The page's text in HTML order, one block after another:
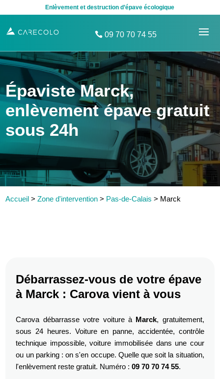
Enlèvement et destruction d’épave écologique
09 70 70 74 55
Épaviste Marck,
enlèvement épave gratuit
sous 24h
Accueil >Zone d'intervention > Pas-de-Calais > Marck
Débarrassez-vous de votre épave
à Marck : Carova vient à vous
Carova débarrasse votre voiture à Marck, gratuitement,
sous 24 heures. Voiture en panne, accidentée, contrôle
technique impossible, voiture immobilisée dans une cour
ou un parking : on s'en occupe. Quelle que soit la situation,
l'enlèvement reste gratuit. Numéro :09 70 70 74 55.